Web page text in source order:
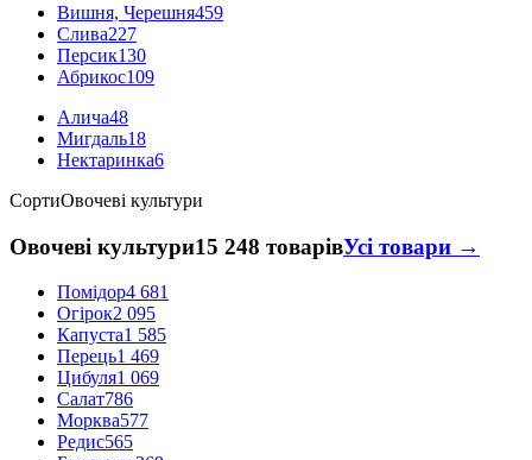
Вишня, Черешня459
Слива227
Персик130
Абрикос109
Алича48
Мигдаль18
Нектаринка6
СортиОвочеві культури
Овочеві культури15 248 товарівУсі товари →
Помідор4 681
Огірок2 095
Капуста1 585
Перець1 469
Цибуля1 069
Салат786
Морква577
Редис565